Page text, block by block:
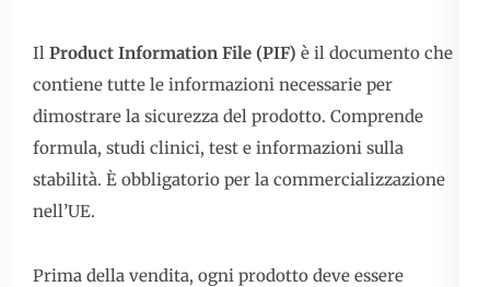
Il Product Information File (PIF) è il documento che
contiene tutte le informazioni necessarie per
dimostrare la sicurezza del prodotto. Comprende
formula, studi clinici, test e informazioni sulla
stabilità. È obbligatorio per la commercializzazione
nell’UE.
Prima della vendita, ogni prodotto deve essere